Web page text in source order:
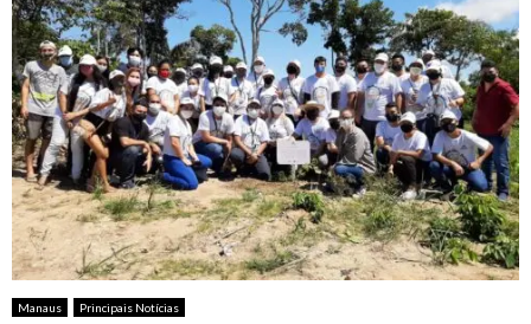
Manaus Principais Notícias